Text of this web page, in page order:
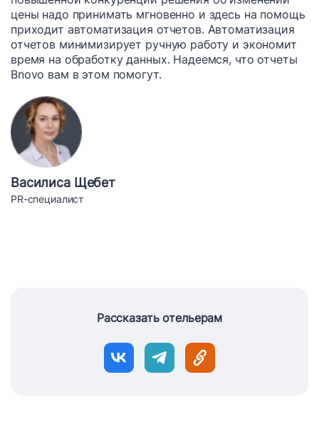
цены надо принимать мгновенно и здесь на помощь
приходит автоматизация отчетов. Автоматизация
отчетов минимизирует ручную работу и экономит
время на обработку данных. Надеемся, что отчеты
Bnovo вам в этом помогут.
Василиса Щебет
PR-специалист
Рассказать отельерам